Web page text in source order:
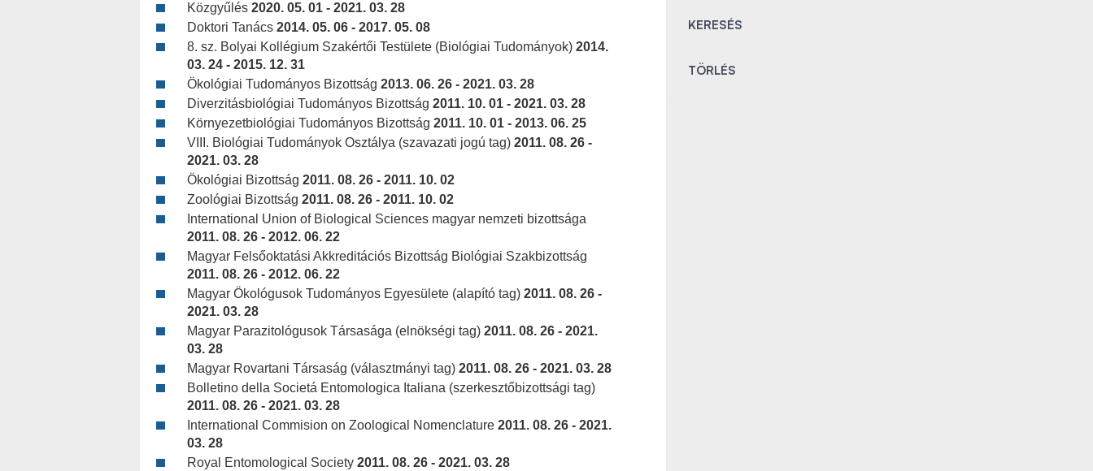
Közgyűlés 2020. 05. 01 - 2021. 03. 28
Doktori Tanács 2014. 05. 06 - 2017. 05. 08
8. sz. Bolyai Kollégium Szakértői Testülete (Biológiai Tudományok) 2014.
03. 24 - 2015. 12. 31
Ökológiai Tudományos Bizottság 2013. 06. 26 - 2021. 03. 28
Diverzitásbiológiai Tudományos Bizottság 2011. 10. 01 - 2021. 03. 28
Környezetbiológiai Tudományos Bizottság 2011. 10. 01 - 2013. 06. 25
VIII. Biológiai Tudományok Osztálya (szavazati jogú tag) 2011. 08. 26 -
2021. 03. 28
Ökológiai Bizottság 2011. 08. 26 - 2011. 10. 02
Zoológiai Bizottság 2011. 08. 26 - 2011. 10. 02
International Union of Biological Sciences magyar nemzeti bizottsága
2011. 08. 26 - 2012. 06. 22
Magyar Felsőoktatási Akkreditációs Bizottság Biológiai Szakbizottság
2011. 08. 26 - 2012. 06. 22
Magyar Ökológusok Tudományos Egyesülete (alapító tag) 2011. 08. 26 -
2021. 03. 28
Magyar Parazitológusok Társasága (elnökségi tag) 2011. 08. 26 - 2021.
03. 28
Magyar Rovartani Társaság (választmányi tag) 2011. 08. 26 - 2021. 03. 28
Bolletino della Societá Entomologica Italiana (szerkesztőbizottsági tag)
2011. 08. 26 - 2021. 03. 28
International Commision on Zoological Nomenclature 2011. 08. 26 - 2021.
03. 28
Royal Entomological Society 2011. 08. 26 - 2021. 03. 28